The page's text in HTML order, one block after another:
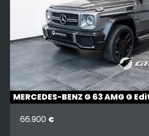
MERCEDES-BENZ G 63 AMG G
66.900 €